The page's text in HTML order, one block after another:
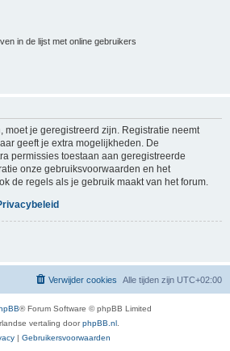
in de lijst met online gebruikers
moet je geregistreerd zijn. Registratie neemt
geeft je extra mogelijkheden. De
permissies toestaan aan geregistreerde
onze gebruiksvoorwaarden en het
de regels als je gebruik maakt van het forum.
Alle tijden zijn UTC+02:00
Verwijder cookies
® Forum Software © phpBB Limited
vertaling doorphpBB.nl
| Gebruikersvoorwaarden